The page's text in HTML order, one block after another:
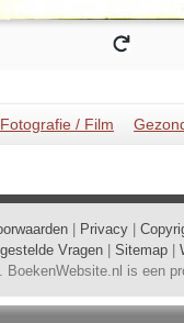
Fotografie / Film
Privacy
Vragen Sitemap
BoekenWebsite.nl is een